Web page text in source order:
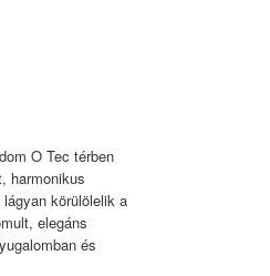
O Tec térben
harmonikus
körülölelik a
elegáns
és